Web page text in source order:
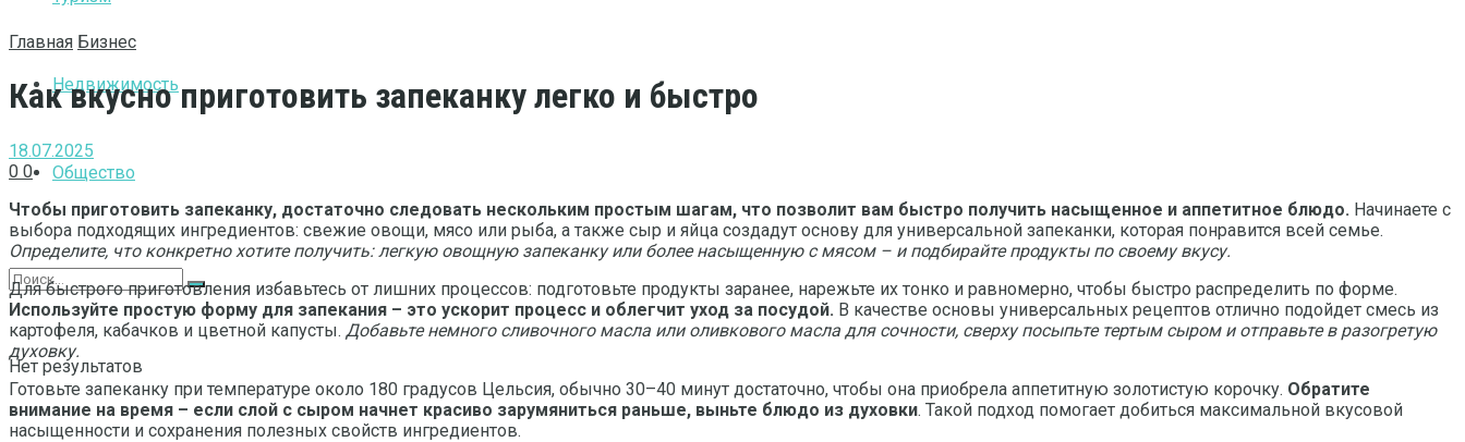
Недвижимость
Общество
Нет результатов
Главная Бизнес
Как вкусно приготовить запеканку легко и быстро
18.07.2025
0 0
Чтобы приготовить запеканку, достаточно следовать нескольким простым шагам, что позволит вам быстро получить насыщенное и аппетитное блюдо. Начинаете с
выбора подходящих ингредиентов: свежие овощи, мясо или рыба, а также сыр и яйца создадут основу для универсальной запеканки, которая понравится всей семье.
Определите, что конкретно хотите получить: легкую овощную запеканку или более насыщенную с мясом – и подбирайте продукты по своему вкусу.
Для быстрого приготовления избавьтесь от лишних процессов: подготовьте продукты заранее, нарежьте их тонко и равномерно, чтобы быстро распределить по форме.
Используйте простую форму для запекания – это ускорит процесс и облегчит уход за посудой. В качестве основы универсальных рецептов отлично подойдет смесь из
картофеля, кабачков и цветной капусты. Добавьте немного сливочного масла или оливкового масла для сочности, сверху посыпьте тертым сыром и отправьте в разогретую
духовку.
Готовьте запеканку при температуре около 180 градусов Цельсия, обычно 30–40 минут достаточно, чтобы она приобрела аппетитную золотистую корочку. Обратите
внимание на время – если слой с сыром начнет красиво зарумяниться раньше, выньте блюдо из духовки. Такой подход помогает добиться максимальной вкусовой
насыщенности и сохранения полезных свойств ингредиентов.